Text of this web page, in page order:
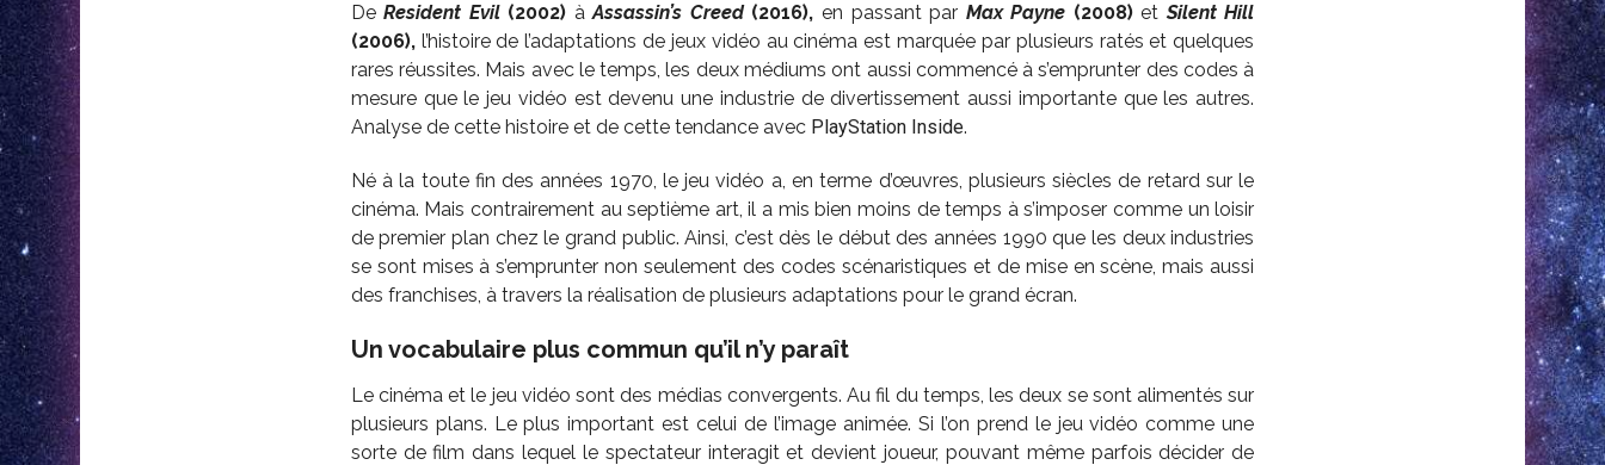
DeResident Evil (2002) àAssassin’s Creed (2016), en passant par Max Payne (2008)etSilent Hill
(2006), l’histoire de l’adaptations de jeux vidéo au cinéma est marquée par plusieurs ratés et quelques
rares réussites. Mais avec le temps, les deux médiums ont aussi commencé à s’emprunter des codes à
mesure que le jeu vidéo est devenu une industrie de divertissement aussi importante que les autres.
Analyse de cette histoire et de cette tendance avec PlayStation Inside.
Né à la toute fin des années 1970, le jeu vidéo a, en terme d’œuvres, plusieurs siècles de retard sur le
cinéma. Mais contrairement au septième art, il a mis bien moins de temps à s’imposer comme un loisir
de premier plan chez le grand public. Ainsi, c’est dès le début des années 1990 que les deux industries
se sont mises à s’emprunter non seulement des codes scénaristiques et de mise en scène, mais aussi
des franchises, à travers la réalisation de plusieurs adaptations pour le grand écran.
Un vocabulaire plus commun qu’il n’y paraît
Le cinéma et le jeu vidéo sont des médias convergents. Au fil du temps, les deux se sont alimentés sur
plusieurs plans. Le plus important est celui de l’image animée. Si l’on prend le jeu vidéo comme une
sorte de film dans lequel le spectateur interagit et devient joueur, pouvant même parfois décider de